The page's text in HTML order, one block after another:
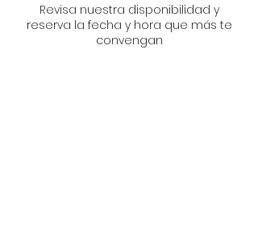
Revisa nuestra disponibilidad y
reserva la fecha y hora que más te
convengan